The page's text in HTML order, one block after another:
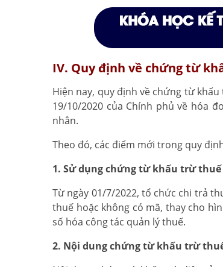
IV. Quy định về chứng từ
Hiện nay, quy định về chứng từ
19/10/2020 của Chính phủ về hóa
nhân.
Theo đó, các điểm mới trong quy
1. Sử dụng chứng từ khấu trừ
Từ ngày 01/7/2022, tổ chức chi trả
thuế hoặc không có mã, thay cho
số hóa công tác quản lý thuế.
2. Nội dung chứng từ khấu trừ